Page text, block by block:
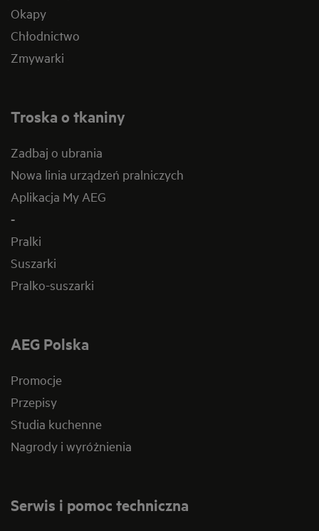
Okapy
Chłodnictwo
Zmywarki
Troska o tkaniny
Zadbaj o ubrania
Nowa linia urządzeń pralniczych
Aplikacja My AEG
-
Pralki
Suszarki
Pralko-suszarki
AEG Polska
Promocje
Przepisy
Studia kuchenne
Nagrody i wyróżnienia
Serwis i pomoc techniczna